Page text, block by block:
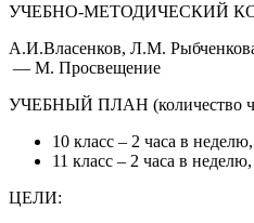
УЧЕБНО-МЕТОДИЧЕСКИЙ
А.И.Власенков, Л.М.
— М. Просвещение
УЧЕБНЫЙ ПЛАН (количество
10 класс – 2 часа в
11 класс – 2 часа в
ЦЕЛИ: